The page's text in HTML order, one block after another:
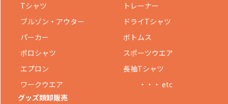
Tシャツ
トレーナー
ブルゾン・アウター
ドライTシャツ
パーカー
ボトムス
ポロシャツ
スポーツウエア
エプロン
長袖Tシャツ
ワークウエア
・・・ etc
グッズ類卸販売